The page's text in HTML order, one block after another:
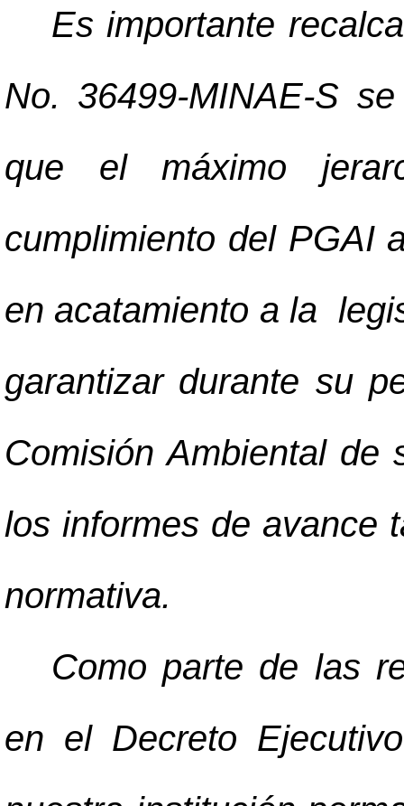
Es importante
No. 36499-MINAE-S
que el máximo
cumplimiento del PGAI
en acatamiento a la
garantizar durante su
Comisión Ambiental
los informes de avance
normativa.
Como parte de las
en el Decreto